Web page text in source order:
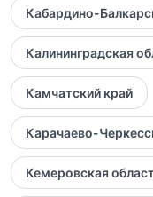
Кабардино-
Калининградская
Камчатский край
Карачаево-
Кемеровская